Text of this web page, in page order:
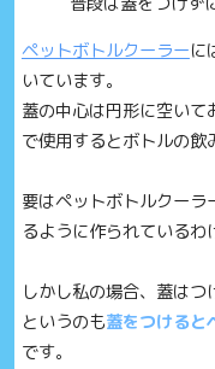
ペットボトルクーラーに
いています。
蓋の中心は円形に空い
で使用するとボトルの飲
要はペットボトルクー
るように作られているわ
しかし私の場合、蓋はつ
というのも蓋をつけると
です。